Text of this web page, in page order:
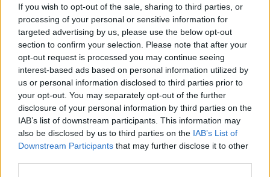
If you wish to opt-out of the sale, sharing to third parties, or
processing of your personal or sensitive information for
targeted advertising by us, please use the below opt-out
section to confirm your selection. Please note that after your
opt-out request is processed you may continue seeing
interest-based ads based on personal information utilized by
us or personal information disclosed to third parties prior to
your opt-out. You may separately opt-out of the further
disclosure of your personal information by third parties on the
IAB’s list of downstream participants. This information may
also be disclosed by us to third parties on the IAB’s List of
Downstream Participants that may further disclose it to other
ΣΕΞ
20.11.2015
ηθοποιών και
τραγουδιστών
20.11.2015
Βιογραφικά
Ελλήνων
Καλλιτεχνών
με πληροφορίες για